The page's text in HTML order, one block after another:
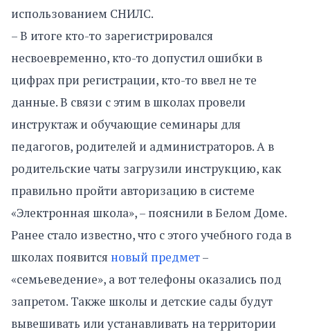
использованием СНИЛС.
– В итоге кто-то зарегистрировался
несвоевременно, кто-то допустил ошибки в
цифрах при регистрации, кто-то ввел не те
данные. В связи с этим в школах провели
инструктаж и обучающие семинары для
педагогов, родителей и администраторов. А в
родительские чаты загрузили инструкцию, как
правильно пройти авторизацию в системе
«Электронная школа», – пояснили в Белом Доме.
Ранее стало известно, что с этого учебного года в
школах появится новый предмет–
«семьеведение», а вот телефоны оказались под
запретом. Также школы и детские сады будут
вывешивать или устанавливать на территории